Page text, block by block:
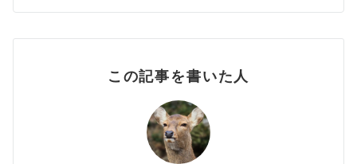
この記事を書いた人